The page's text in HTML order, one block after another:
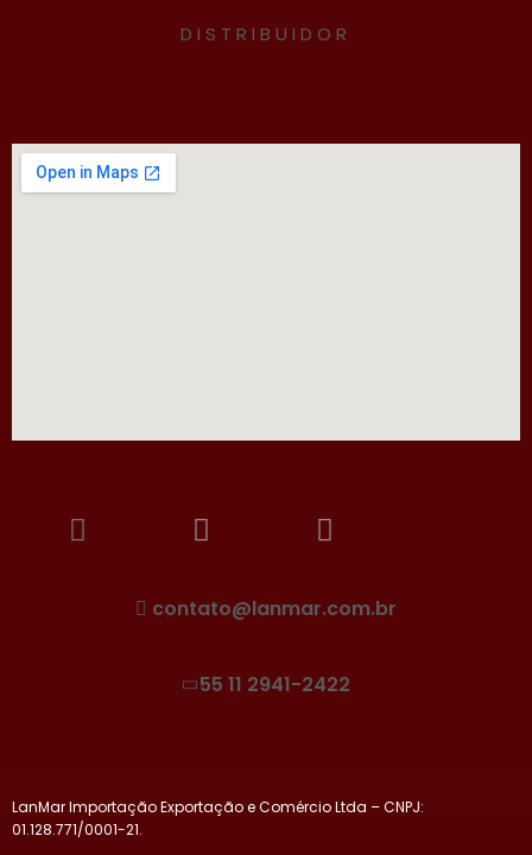
DISTRIBUIDOR
contato@lanmar.com.br
55 11 2941-2422
LanMar Importação Exportação e Comércio Ltda – CNPJ:
01.128.771/0001-21.